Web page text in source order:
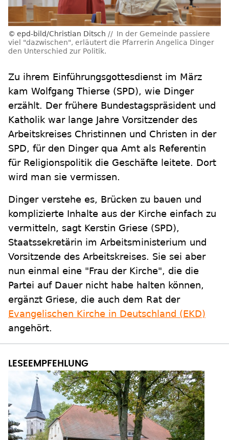
epd-bild/Christian Ditsch
In der Gemeinde passiere
viel "dazwischen", erläutert die Pfarrerin Angelica Dinger
den Unterschied zur Politik.
Zu ihrem Einführungsgottesdienst im März
kam Wolfgang Thierse (SPD), wie Dinger
erzählt. Der frühere Bundestagspräsident und
Katholik war lange Jahre Vorsitzender des
Arbeitskreises Christinnen und Christen in der
SPD, für den Dinger qua Amt als Referentin
für Religionspolitik die Geschäfte leitete. Dort
wird man sie vermissen.
Dinger verstehe es, Brücken zu bauen und
komplizierte Inhalte aus der Kirche einfach zu
vermitteln, sagt Kerstin Griese (SPD),
Staatssekretärin im Arbeitsministerium und
Vorsitzende des Arbeitskreises. Sie sei aber
nun einmal eine "Frau der Kirche", die die
Partei auf Dauer nicht habe halten können,
ergänzt Griese, die auch dem Rat der
Evangelischen Kirche in Deutschland (EKD)
angehört.